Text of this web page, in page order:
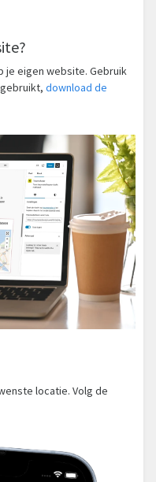
je eigen website. Gebruik
download de
locatie. Volg de